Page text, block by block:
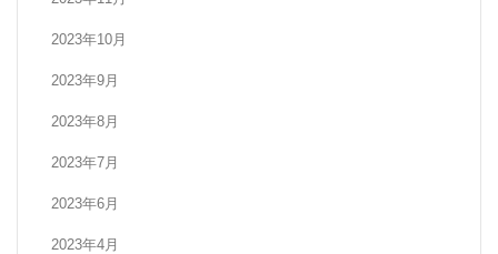
2023年10月
2023年9月
2023年8月
2023年7月
2023年6月
2023年4月